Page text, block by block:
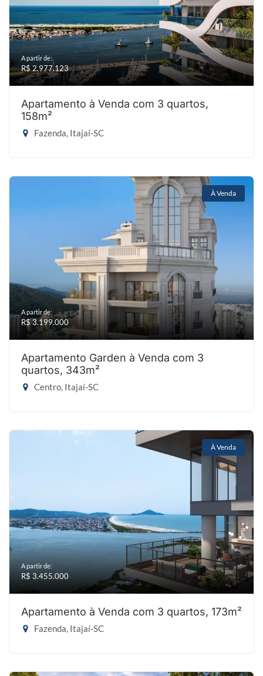
A partir de:
R$ 2.977.123
Apartamento à Venda com 3 quartos,
158m²
Fazenda, Itajaí-SC
À Venda
A partir de:
R$ 3.199.000
Apartamento Garden à Venda com 3
quartos, 343m²
Centro, Itajaí-SC
À Venda
A partir de:
R$ 3.455.000
Apartamento à Venda com 3 quartos, 173m²
Fazenda, Itajaí-SC